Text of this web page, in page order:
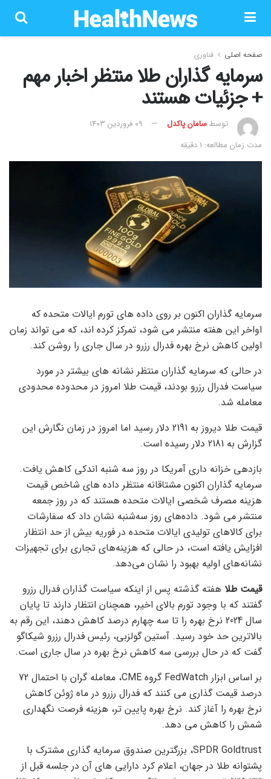
صفحه اصلی فناوری
سرمایه گذاران طلا منتظر اخبار مهم
+ جزئیات هستند
توسطسامان پاکدل
۰۹ فروردین ۱۴۰۳
مدت زمان مطالعه: 1 دقیقه
سرمایه گذاران اکنون بر روی داده های تورم ایالات متحده که
اواخر این هفته منتشر می شود، تمرکز کرده اند، که می تواند زمان
اولین کاهش نرخ بهره فدرال رزرو در سال جاری را روشن کند.
در حالی که سرمایه گذاران منتظر نشانه های بیشتر در مورد
سیاست فدرال رزرو بودند، قیمت طلا امروز در محدوده محدودی
معامله شد.
قیمت طلا دیروز به 2191 دلار رسید اما امروز در زمان نگارش این
گزارش به 2181 دلار رسیده است.
بازدهی خزانه داری آمریکا در روز سه شنبه اندکی کاهش یافت.
سرمایه گذاران اکنون مشتاقانه منتظر داده های شاخص قیمت
هزینه مصرف شخصی ایالات متحده هستند که در روز جمعه
منتشر می شود. داده‌های روز سه‌شنبه نشان داد که سفارشات
برای کالاهای تولیدی ایالات متحده در فوریه بیش از حد انتظار
افزایش یافته است، در حالی که هزینه‌های تجاری برای تجهیزات
نشانه‌های اولیه بهبود را نشان می‌دهد.
قیمت طلا هفته گذشته پس از اینکه سیاست گذاران فدرال رزرو
گفتند که با وجود تورم بالای اخیر، همچنان انتظار دارند تا پایان
سال 2024 نرخ بهره را تا سه چهارم درصد کاهش دهند، این رقم به
بالاترین حد خود رسید. آستین گولزبی، رئیس فدرال رزرو شیکاگو
گفت که در حال بررسی سه کاهش نرخ بهره در سال جاری است.
بر اساس ابزار FedWatch گروه CME، معامله گران با احتمال 72
درصد قیمت گذاری می کنند که فدرال رزرو در ماه ژوئن کاهش
نرخ بهره را آغاز کند. نرخ بهره پایین تر، هزینه فرصت نگهداری
شمش را کاهش می دهد.
SPDR Goldtrust، بزرگترین صندوق سرمایه گذاری مشترک با
پشتوانه طلا در جهان، اعلام کرد دارایی های آن در جلسه قبل از